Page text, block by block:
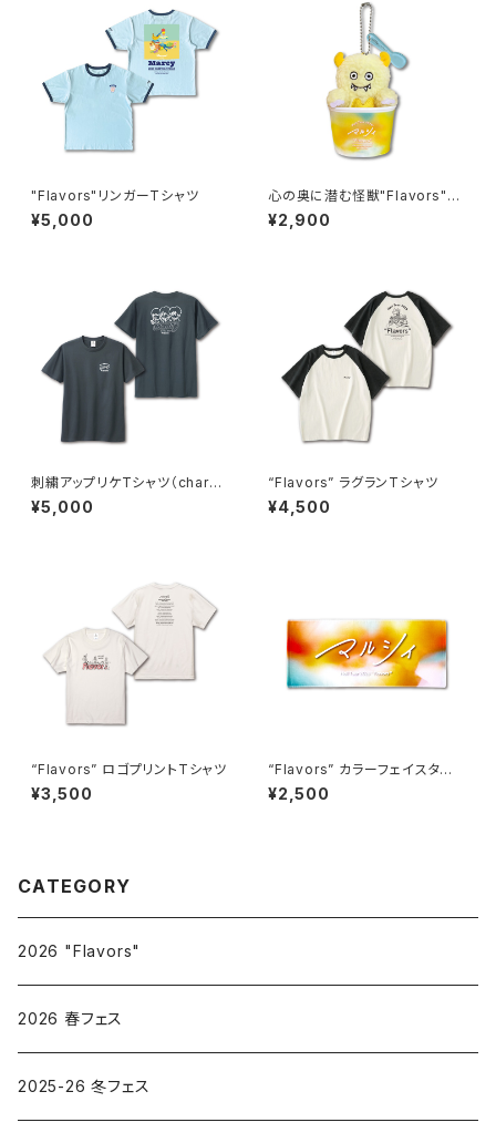
"Flavors"リンガーTシャツ
¥5,000
心の奥に潜む怪獣"Flavors"v
er
¥2,900
刺繍アップリケTシャツ（charco
al）
¥5,000
“Flavors” ラグランTシャツ
¥4,500
“Flavors” ロゴプリントTシャツ
¥3,500
“Flavors” カラーフェイスタオ
ル
¥2,500
CATEGORY
2026 "Flavors"
2026 春フェス
2025-26 冬フェス